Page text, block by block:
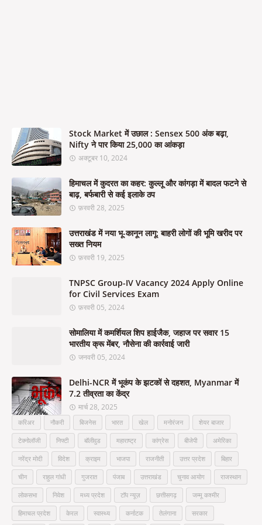
Stock Market में उछाल : Sensex 500 अंक बढ़ा,
Nifty ने पार किया 25,000 का आंकड़ा
अक्टूबर 10, 2024
हिमाचल में कुदरत का कहर: कुल्लू और कांगड़ा में बादल फटने से
बाढ़, बर्फबारी से कई इलाके ठप
फ़रवरी 28, 2025
उत्तराखंड में नया भू-कानून लागू: बाहरी लोगों की भूमि खरीद पर
सख्त नियम
फ़रवरी 19, 2025
TNPSC Group-IV Vacancy 2024 Apply Online
for Civil Services Exam
फ़रवरी 05, 2024
सोमालिया में कमर्शियल शिप हाईजैक, जहाज पर सवार 15
भारतीय क्रू मेंबर, नौसेना की कार्रवाई जारी
जनवरी 05, 2024
Delhi-NCR में भूकंप के झटकों से दहशत, Myanmar में
7.2 तीव्रता का केंद्र
मार्च 28, 2025
करिअर नौकरी बिजनेस भारत खेल मनोरंजन शेयर बाजार
टेक्नोलॉजी निफ्टी बॉलीवुड महाराष्ट्र कांग्रेस बीजेपी अमेरिका
नरेंद्र मोदी विदेश क्राइम भाजपा राजनीती उत्तर प्रदेश बिहार
चीन राहुल गांधी गुजरात पंजाब उत्तराखंड चुनाव आयोग राजस्थान
लोकसभा निवेश मध्य प्रदेश टॉप न्यूज़ छत्तीसगढ़ जम्मू कश्मीर
हिमाचल प्रदेश केरल स्वास्थ्य कर्नाटक तेलंगाना सरकार